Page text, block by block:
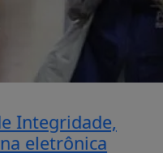
Integridade,
eletrônica